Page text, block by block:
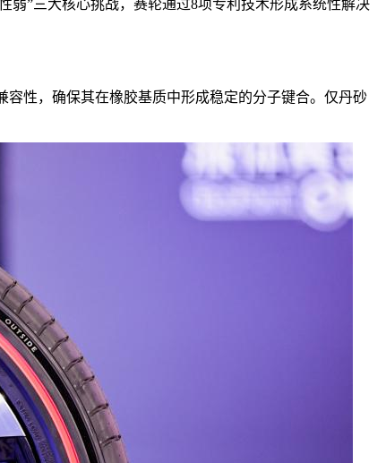
弱”三大核心挑战，赛轮通过8项专利技术形成系统性解决
性，确保其在橡胶基质中形成稳定的分子键合。仅丹砂